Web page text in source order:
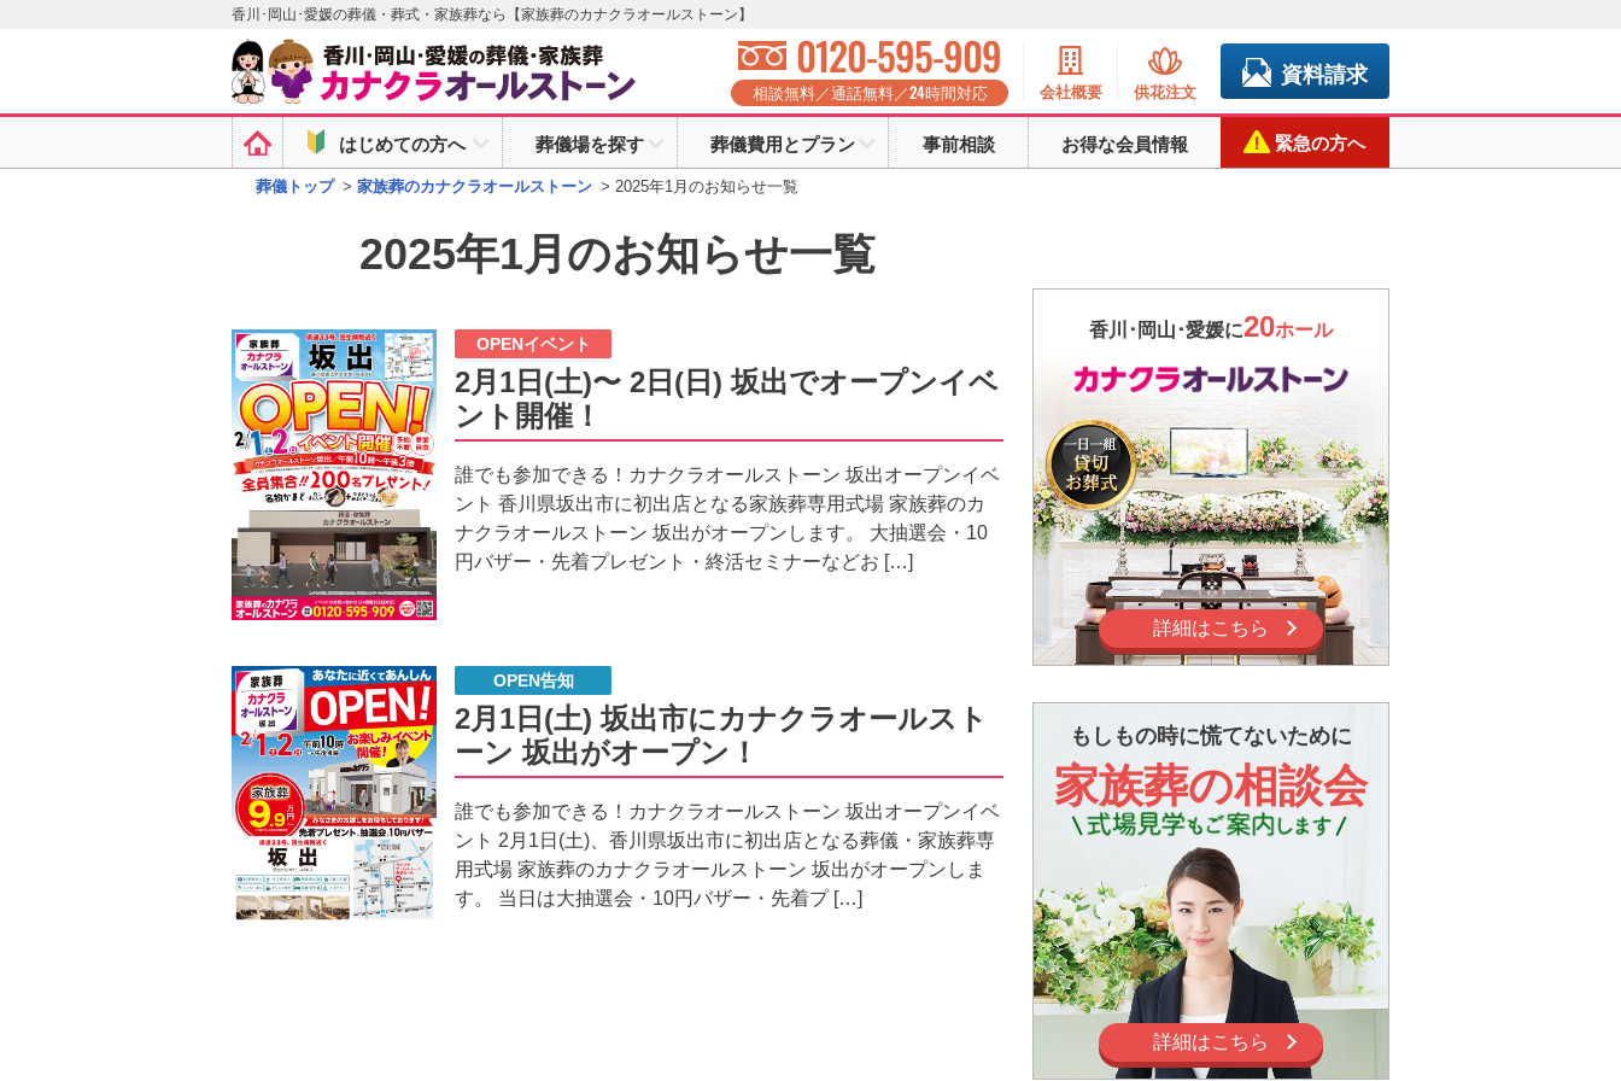
香川･岡山･愛媛の葬儀・葬式・家族葬なら【家族葬のカナクラオールストーン】
0120-595-909
相談無料／通話無料／24時間対応 会社概要 供花注文
資料請求
はじめての方へ 葬儀場を探す 葬儀費用とプラン 事前相談 お得な会員情報 緊急の方へ
葬儀トップ > 家族葬のカナクラオールストーン > 2025年1月のお知らせ一覧
2025年1月のお知らせ一覧
OPENイベント
2月1日(土)〜 2日(日) 坂出でオープンイベ
ント開催！
誰でも参加できる！カナクラオールストーン 坂出オープンイベ
ント 香川県坂出市に初出店となる家族葬専用式場 家族葬のカ
ナクラオールストーン 坂出がオープンします。 大抽選会・10
円バザー・先着プレゼント・終活セミナーなどお […]
OPEN告知
2月1日(土) 坂出市にカナクラオールスト
ーン 坂出がオープン！
誰でも参加できる！カナクラオールストーン 坂出オープンイベ
ント 2月1日(土)、香川県坂出市に初出店となる葬儀・家族葬専
用式場 家族葬のカナクラオールストーン 坂出がオープンしま
す。 当日は大抽選会・10円バザー・先着プ […]
香川･岡山･愛媛に20ホール
詳細はこちら
もしもの時に慌てないために
家族葬の相談会
詳細はこちら